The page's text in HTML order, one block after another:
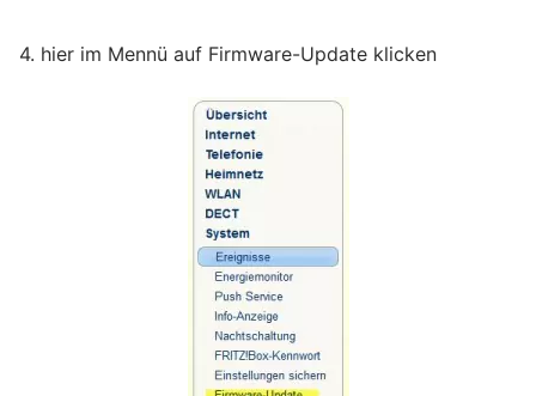
4. hier im Mennü auf Firmware-Update klicken